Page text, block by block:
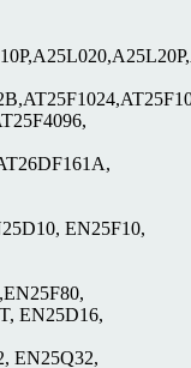
EN25F10,
EN25D16,
EN25Q32,